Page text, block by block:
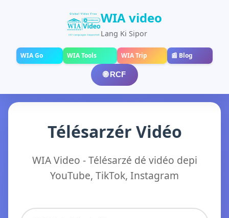
WIA video
Lang Ki Sipor
WIA Go WIA Tools WIA Trip 📰 Blog
🌐 RCF
Télésarzér Vidéo
WIA Video - Télésarzé dé vidéo depi
YouTube, TikTok, Instagram